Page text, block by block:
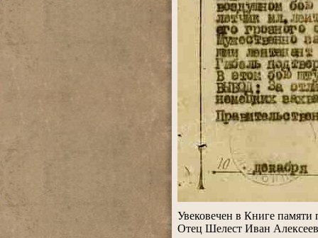
Увековечен в Книге
Отец Шелест Иван